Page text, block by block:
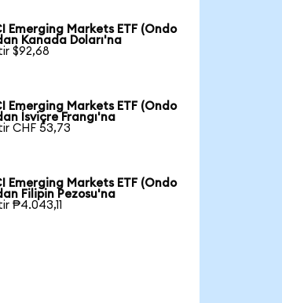
Emerging Markets ETF (Ondo
Kanada Doları'na
$92,68
Emerging Markets ETF (Ondo
İsviçre Frangı'na
CHF 53,73
Emerging Markets ETF (Ondo
Filipin Pezosu'na
₱4.043,11